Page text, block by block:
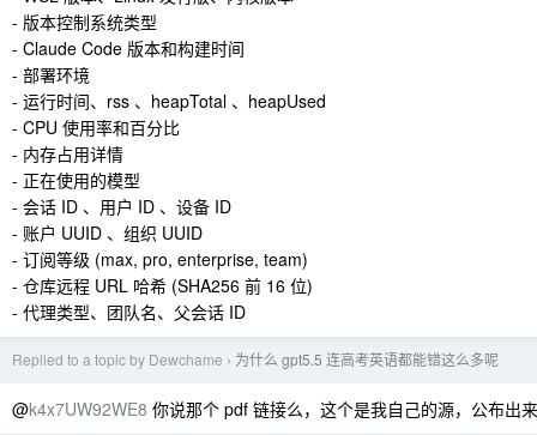
- 版本控制系统类型
- Claude Code 版本和构建时间
- 部署环境
- 运行时间、rss 、heapTotal 、heapUsed
- CPU 使用率和百分比
- 内存占用详情
- 正在使用的模型
- 会话 ID 、用户 ID 、设备 ID
- 账户 UUID 、组织 UUID
- 订阅等级 (max, pro, enterprise, team)
- 仓库远程 URL 哈希 (SHA256 前 16 位)
- 代理类型、团队名、父会话 ID
Replied to a topic by Dewchame › 为什么 gpt5.5 连高考英语都能错这么多呢
@k4x7UW92WE8 你说那个 pdf 链接么，这个是我自己的源，公布出